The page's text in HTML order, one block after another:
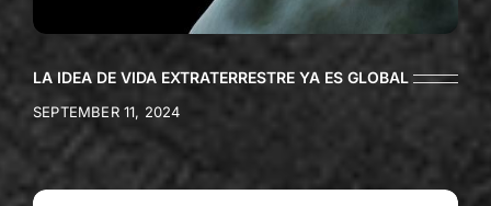
LA IDEA DE VIDA EXTRATERRESTRE YA ES GLOBAL
SEPTEMBER 11, 2024